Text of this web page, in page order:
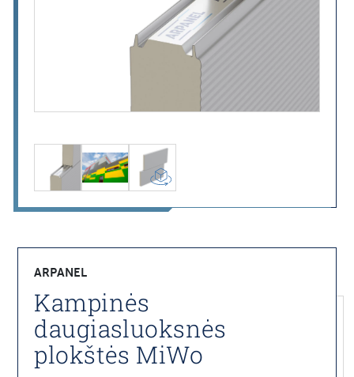
ARPANEL
Kampinės
daugiasluoksnės
plokštės MiWo